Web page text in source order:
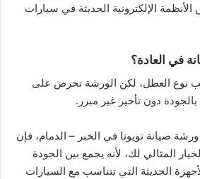
الإلكترونية الحديثة في سيارات
في العادة؟
نوع العطل، لكن الورشة تحرص على
بالجودة دون تأخير غير مبرر.
صيانة تويوتا في الخبر – الدمام، فإن
المثالي لك، لأنه يجمع بين الجودة
الحديثة التي تتناسب مع السيارات